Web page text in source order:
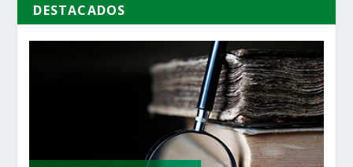
DESTACADOS